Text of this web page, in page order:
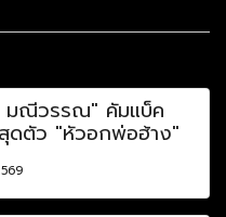
มณีวรรณ" คัมแบ็ค
ดตัว "หัวอกพ่อฮ้าง"